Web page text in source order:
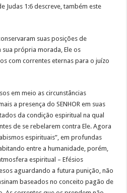
Judas 1:6 descreve, também este
suas posições de
própria morada, Ele os
com correntes eternas para o juízo
em meio as circunstâncias
a presença do SENHOR em suas
da condição espiritual na qual
de se rebelarem contra Ele. Agora
espirituais”, em profundas
entre a humanidade, porém,
espiritual – Efésios
aguardando a futura punição, não
baseados no conceito pagão de